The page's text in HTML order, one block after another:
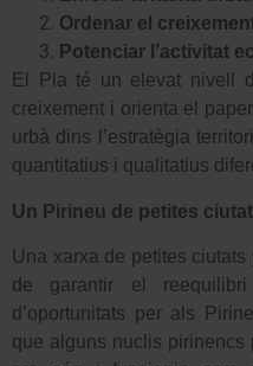
Ordenar el
Potenciar l’activitat
El Pla té un elevat nivell
creixement i orienta el
urbà dins l’estratègia
quantitatius i qualitatius
Un Pirineu de petites
Una xarxa de petites
de garantir el
d’oportunitats per als
que alguns nuclis